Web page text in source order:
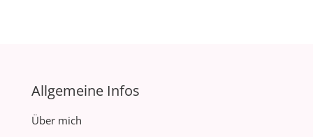
Allgemeine Infos
Über mich